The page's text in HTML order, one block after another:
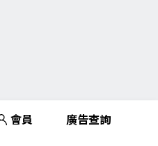
會員 廣告查詢